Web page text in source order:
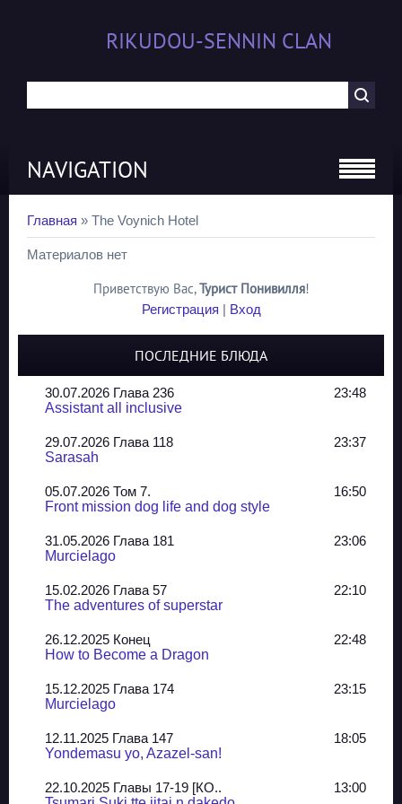
RIKUDOU-SENNIN CLAN
NAVIGATION
Главная » The Voynich Hotel
Материалов нет
Приветствую Вас,Турист Понивилля!
Регистрация | Вход
ПОСЛЕДНИЕ БЛЮДА
30.07.2026 Глава 236
23:48
Assistant all inclusive
29.07.2026 Глава 118
23:37
Sarasah
05.07.2026 Том 7.
16:50
Front mission dog life and dog style
31.05.2026 Глава 181
23:06
Murcielago
15.02.2026 Глава 57
22:10
The adventures of superstar
26.12.2025 Конец
22:48
How to Become a Dragon
15.12.2025 Глава 174
23:15
Murcielago
12.11.2025 Глава 147
18:05
Yondemasu yo, Azazel-san!
22.10.2025 Главы 17-19 [КО..
13:00